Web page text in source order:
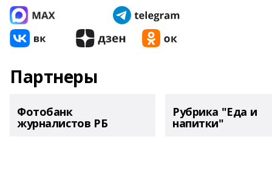
Партнеры
Фотобанк
журналистов РБ
Рубрика "Еда и
напитки"